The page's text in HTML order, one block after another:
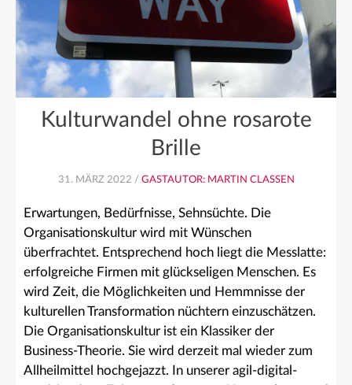
Kulturwandel ohne rosarote
Brille
31. MÄRZ 2022 / GASTAUTOR: MARTIN CLASSEN
Erwartungen, Bedürfnisse, Sehnsüchte. Die
Organisationskultur wird mit Wünschen
überfrachtet. Entsprechend hoch liegt die Messlatte:
erfolgreiche Firmen mit glückseligen Menschen. Es
wird Zeit, die Möglichkeiten und Hemmnisse der
kulturellen Transformation nüchtern einzuschätzen.
Die Organisationskultur ist ein Klassiker der
Business-Theorie. Sie wird derzeit mal wieder zum
Allheilmittel hochgejazzt. In unserer agil-digital-